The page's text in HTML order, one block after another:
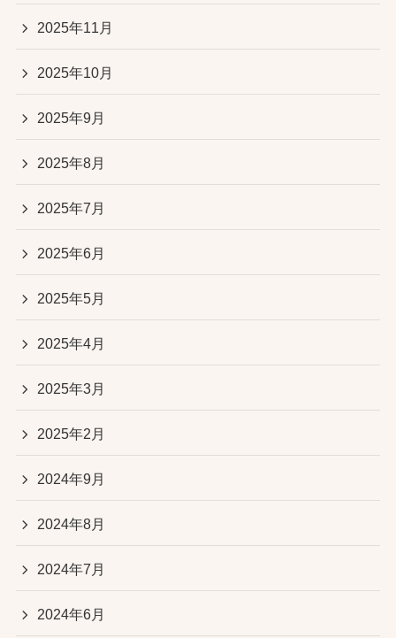
2025年11月
2025年10月
2025年9月
2025年8月
2025年7月
2025年6月
2025年5月
2025年4月
2025年3月
2025年2月
2024年9月
2024年8月
2024年7月
2024年6月